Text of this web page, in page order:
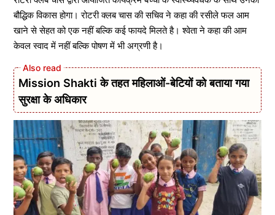
बौद्धिक विकास होगा। रोटरी क्लब चास की सचिव ने कहा की रसीले फल आम
खाने से सेहत को एक नहीं बल्कि कई फायदे मिलते है। श्वेता ने कहा की आम
केवल स्वाद में नहीं बल्कि पोषण में भी अग्रणी है।
Mission Shakti के तहत महिलाओं-बेटियों को बताया गया
सुरक्षा के अधिकार